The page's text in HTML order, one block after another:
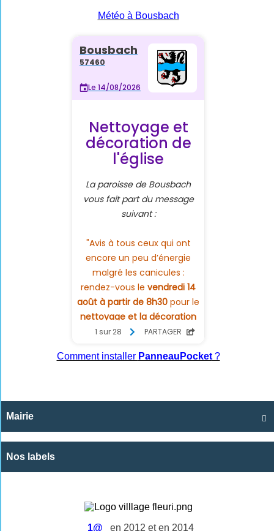
Météo à Bousbach
Comment installer PanneauPocket?

Mairie
Nos labels
1@
en 2012 et en 2014